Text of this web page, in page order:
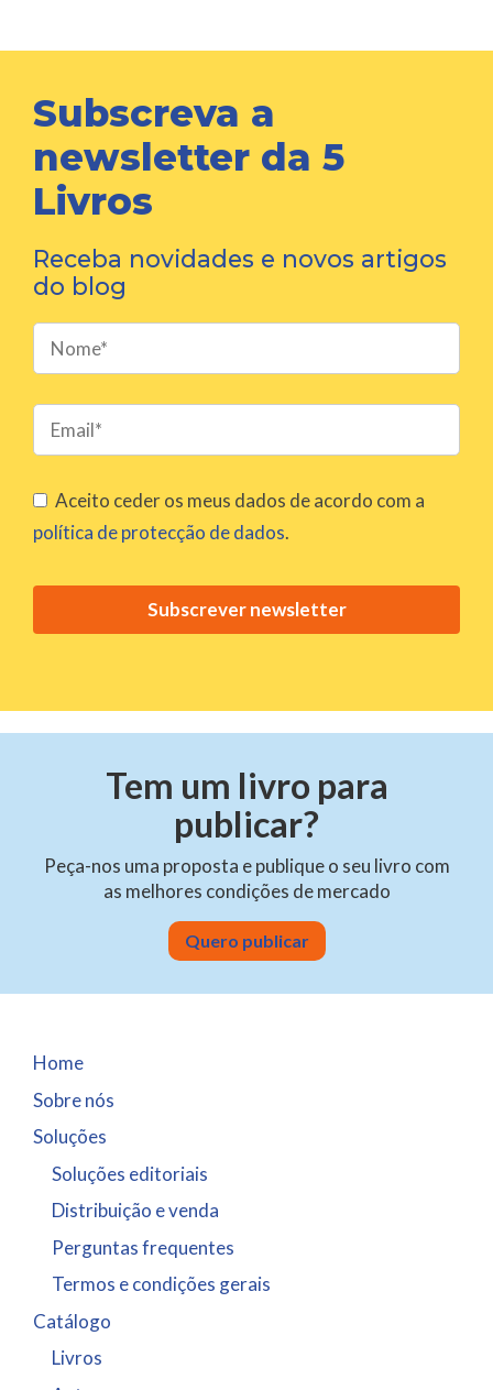
Subscreva a
newsletter da 5
Livros
Receba novidades e novos artigos
do blog
s
e
e
v
h
p
.
Aceito ceder os meus dados de acordo com a
política de protecção de dados.
Tem um livro para
publicar?
Peça-nos uma proposta e publique o seu livro com
as melhores condições de mercado
Quero publicar
Home
Sobre nós
Soluções
Soluções editoriais
Distribuição e venda
Perguntas frequentes
Termos e condições gerais
Catálogo
Livros